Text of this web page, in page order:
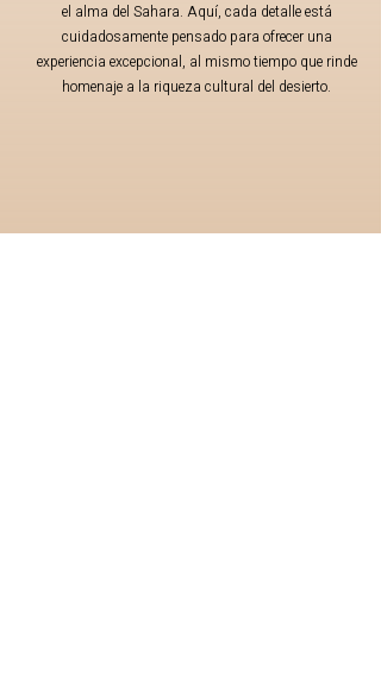
el alma del Sahara. Aquí, cada detalle está
cuidadosamente pensado para ofrecer una
experiencia excepcional, al mismo tiempo que rinde
homenaje a la riqueza cultural del desierto.